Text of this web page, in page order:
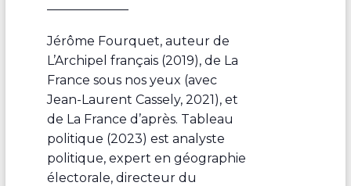
——————–
Jérôme Fourquet, auteur de
L’Archipel français (2019), de La
France sous nos yeux (avec
Jean-Laurent Cassely, 2021), et
de La France d’après. Tableau
politique (2023) est analyste
politique, expert en géographie
électorale, directeur du